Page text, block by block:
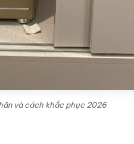
và cách khắc phục 2026